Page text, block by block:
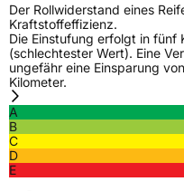
Der Rollwiderstand eines
Kraftstoffeffizienz.
Die Einstufung erfolgt in fünf
(schlechtester Wert). Eine
ungefähr eine Einsparung
Kilometer.
A
B
C
D
E